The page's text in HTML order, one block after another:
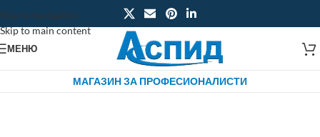
Skip to navigation
Skip to main content
МЕНЮ
МАГАЗИН ЗА ПРОФЕСИОНАЛИСТИ